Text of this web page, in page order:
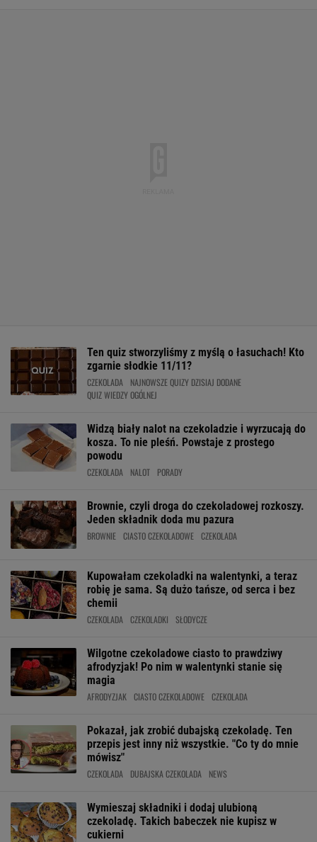
Ten quiz stworzyliśmy z myślą o łasuchach! Kto
zgarnie słodkie 11/11?
CZEKOLADA
NAJNOWSZE QUIZY DZISIAJ DODANE
QUIZ WIEDZY OGÓLNEJ
Widzą biały nalot na czekoladzie i wyrzucają do
kosza. To nie pleśń. Powstaje z prostego
powodu
CZEKOLADA NALOT PORADY
Brownie, czyli droga do czekoladowej rozkoszy.
Jeden składnik doda mu pazura
BROWNIE CIASTO CZEKOLADOWE CZEKOLADA
Kupowałam czekoladki na walentynki, a teraz
robię je sama. Są dużo tańsze, od serca i bez
chemii
CZEKOLADA CZEKOLADKI SŁODYCZE
Wilgotne czekoladowe ciasto to prawdziwy
afrodyzjak! Po nim w walentynki stanie się
magia
AFRODYZJAK CIASTO CZEKOLADOWE CZEKOLADA
Pokazał, jak zrobić dubajską czekoladę. Ten
przepis jest inny niż wszystkie. "Co ty do mnie
mówisz"
CZEKOLADA DUBAJSKA CZEKOLADA NEWS
Wymieszaj składniki i dodaj ulubioną
czekoladę. Takich babeczek nie kupisz w
cukierni